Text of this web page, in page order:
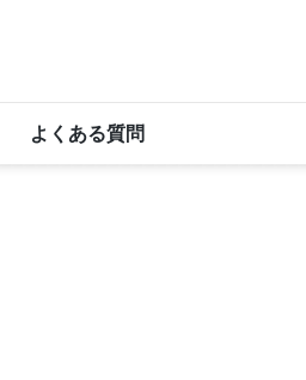
よくある質問